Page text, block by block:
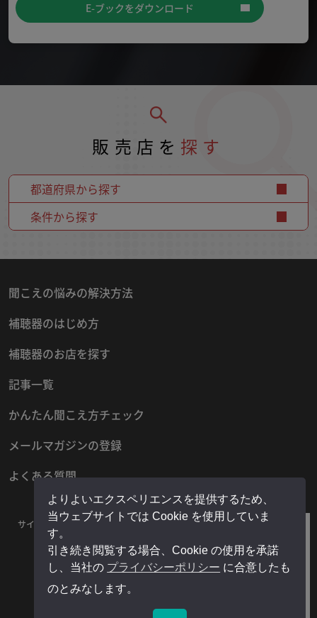
E-ブックをダウンロード
販売店を 探す
都道府県から探す
条件から探す
聞こえの悩みの解決方法
補聴器のはじめ方
補聴器のお店を探す
記事一覧
かんたん聞こえ方チェック
メールマガジンの登録
よくある質問
サイトマップ プライバシーポリシー お問い合わせ
運営者情報
販売店様用マイページ
よりよいエクスペリエンスを提供するため、
当ウェブサイトでは Cookie を使用していま
す。
引き続き閲覧する場合、Cookie の使用を承諾
し、当社の プライバシーポリシー に合意したも
のとみなします。